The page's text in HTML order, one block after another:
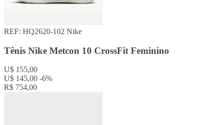
REF: HQ2620-102 Nike
Tênis Nike Metcon 10 CrossFit Feminino
U$ 155,00
U$ 145,00 -6%
R$ 754,00